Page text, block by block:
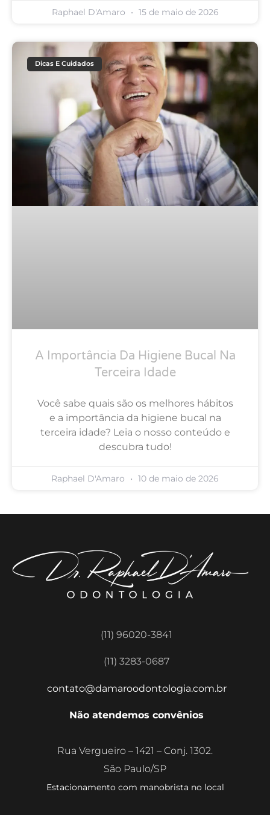
Raphael D'Amaro 15 de maio de 2026
Dicas E Cuidados
A Importância Da Higiene Bucal Na
Terceira Idade
Você sabe quais são os melhores hábitos
e a importância da higiene bucal na
terceira idade? Leia o nosso conteúdo e
descubra tudo!
Raphael D'Amaro 10 de maio de 2026
(11) 96020-3841
(11) 3283-0687
contato@damaroodontologia.com.br
Não atendemos convênios
Rua Vergueiro – 1421 – Conj. 1302.
São Paulo/SP
Estacionamento com manobrista no local